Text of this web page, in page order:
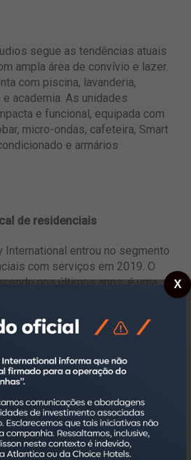
segue as tendências atuais
ampla área de convívio e lazer.
com piscina, lavanderia,
academia. As unidades
e funcional, equipada com
micro-ondas, cafeteira, Smart
e armários
de residenciais
International entrou no segmento
com serviços em 2019. O
nos últimos anos, é uma
e práticos, os studios e
o que o hóspede precisa. O
simples e descomplicado, sem
forma digital, com comunicação
fácil e à mão.
X